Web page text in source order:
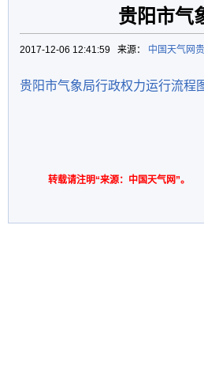
贵阳市气
2017-12-06 12:41:59 来源： 中国天气网
贵阳市气象局行政权力运行流程
转载请注明“来源：中国天气网”。